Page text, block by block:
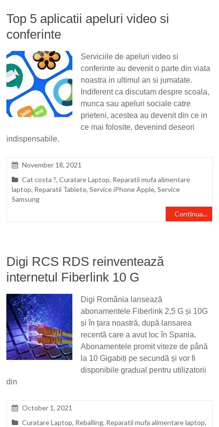
Top 5 aplicatii apeluri video si
conferinte
Serviciile de apeluri video si
conferinte au devenit o parte din viata
noastra in ultimul an si jumatate.
Indiferent ca discutam despre scoala,
munca sau apeluri sociale catre
prieteni, acestea au devenit din ce in
ce mai folosite, devenind deseori
indispensabile.
November 18, 2021
Cat costa ?,Curatare Laptop, Reparatii mufa alimentare
laptop, Reparatii Tablete,Service iPhone Apple,Service
Samsung
Continua...
Digi RCS RDS reinventează
internetul Fiberlink 10 G
Digi România lansează
abonamentele Fiberlink 2,5 G și 10G
și în țara noastră, după lansarea
recentă care a avut loc în Spania.
Abonamentele promit viteze de până
la 10 Gigabiți pe secundă și vor fi
disponibile gradual pentru utilizatorii
din
October 1, 2021
Curatare Laptop, Reballing, Reparatii mufa alimentare laptop,